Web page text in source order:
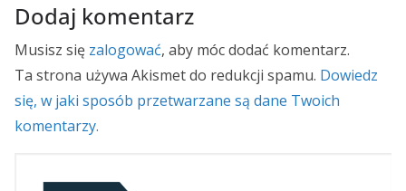
Dodaj komentarz
Musisz się zalogować, aby móc dodać komentarz.
Ta strona używa Akismet do redukcji spamu. Dowiedz
się, w jaki sposób przetwarzane są dane Twoich
komentarzy.